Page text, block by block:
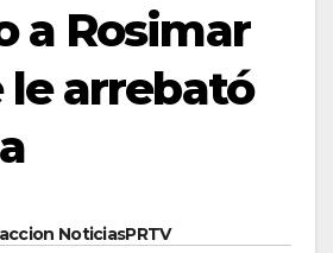
a Rosimar
arrebató
NoticiasPRTV